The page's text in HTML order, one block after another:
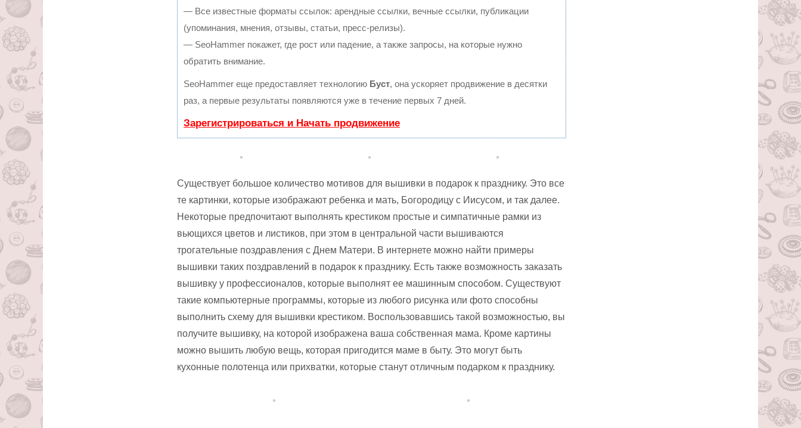
— Все известные форматы ссылок: арендные ссылки, вечные ссылки, публикации
(упоминания, мнения, отзывы, статьи, пресс-релизы).
— SeoHammer покажет, где рост или падение, а также запросы, на которые нужно
обратить внимание.
SeoHammer еще предоставляет технологию Буст, она ускоряет продвижение в десятки
раз, а первые результаты появляются уже в течение первых 7 дней.
Зарегистрироваться и Начать продвижение
Существует большое количество мотивов для вышивки в подарок к празднику. Это все
те картинки, которые изображают ребенка и мать, Богородицу с Иисусом, и так далее.
Некоторые предпочитают выполнять крестиком простые и симпатичные рамки из
вьющихся цветов и листиков, при этом в центральной части вышиваются
трогательные поздравления с Днем Матери. В интернете можно найти примеры
вышивки таких поздравлений в подарок к празднику. Есть также возможность заказать
вышивку у профессионалов, которые выполнят ее машинным способом. Существуют
такие компьютерные программы, которые из любого рисунка или фото способны
выполнить схему для вышивки крестиком. Воспользовавшись такой возможностью, вы
получите вышивку, на которой изображена ваша собственная мама. Кроме картины
можно вышить любую вещь, которая пригодится маме в быту. Это могут быть
кухонные полотенца или прихватки, которые станут отличным подарком к празднику.